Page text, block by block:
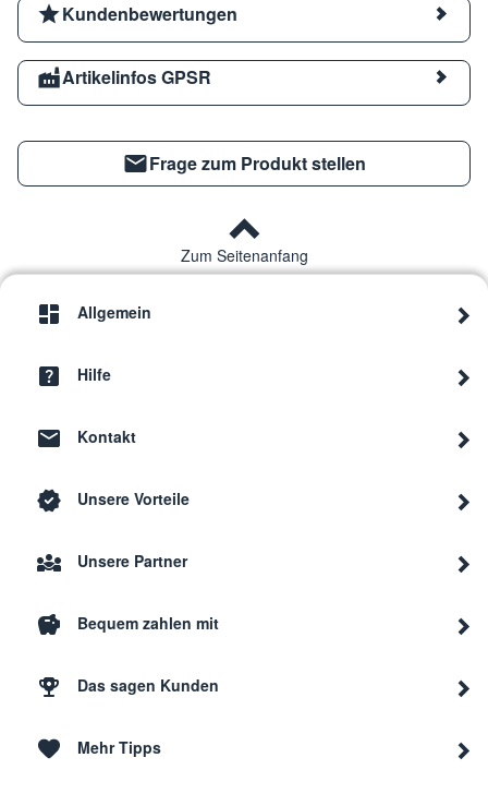
Kundenbewertungen
Artikelinfos GPSR
Frage zum Produkt stellen
Zum Seitenanfang
Allgemein
Hilfe
Kontakt
Unsere Vorteile
Unsere Partner
Bequem zahlen mit
Das sagen Kunden
Mehr Tipps